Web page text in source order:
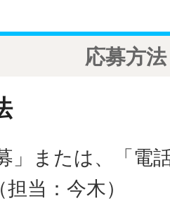
応募方法
」または、「電
当：今木）